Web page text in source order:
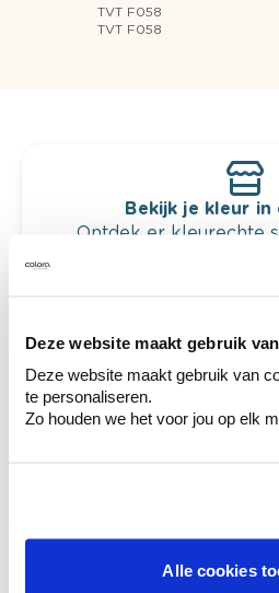
Deze website maakt gebruik
Deze website maakt gebruik van
te personaliseren.
Zo houden we het voor jou op elk
Alle cookies
TVT F058
TVT F058
Bekijk je kleur in
Ontdek er kleurechte
Krijg persoonlijk
combineren.
Kleuradvies